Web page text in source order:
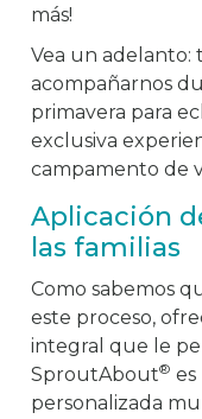
más!
Vea un adelanto:
acompañarnos
primavera para
exclusiva
campamento de
Aplicación
las familias
Como sabemos
este proceso,
integral que le
SproutAbout® es
personalizada